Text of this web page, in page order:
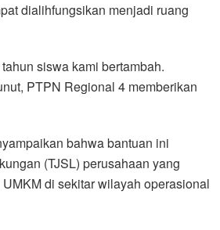
dialihfungsikan menjadi ruang
siswa kami bertambah.
PTPN Regional 4 memberikan
bahwa bantuan ini
(TJSL) perusahaan yang
di sekitar wilayah operasional